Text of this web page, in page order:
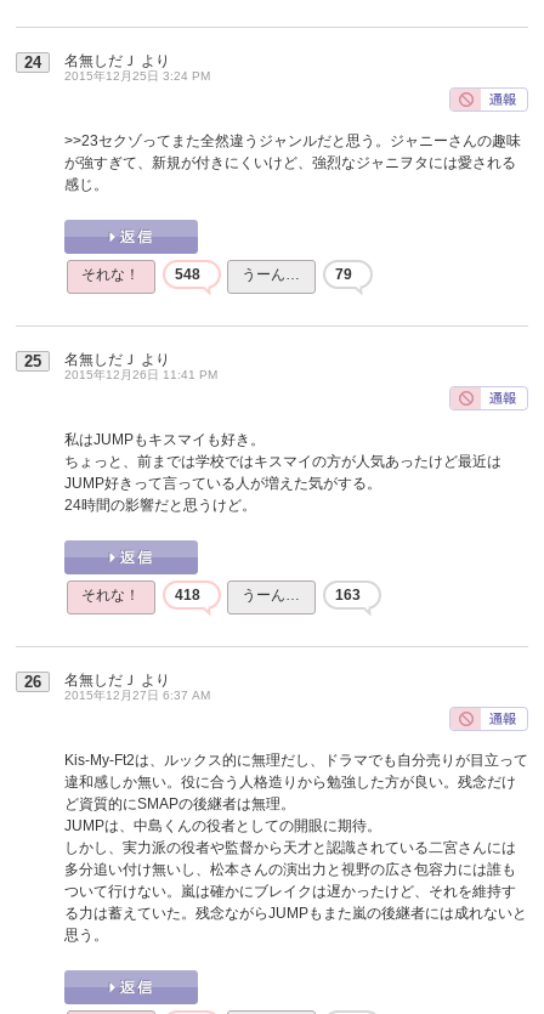
24 名無しだＪ より
2015年12月25日 3:24 PM
>>23セクゾってまた全然違うジャンルだと思う。ジャニーさんの趣味
が強すぎて、新規が付きにくいけど、強烈なジャニヲタには愛される
感じ。
それな！ 548 うーん… 79
25 名無しだＪ より
2015年12月26日 11:41 PM
私はJUMPもキスマイも好き。
ちょっと、前までは学校ではキスマイの方が人気あったけど最近は
JUMP好きって言っている人が増えた気がする。
24時間の影響だと思うけど。
それな！ 418 うーん… 163
26 名無しだＪ より
2015年12月27日 6:37 AM
Kis-My-Ft2は、ルックス的に無理だし、ドラマでも自分売りが目立って
違和感しか無い。役に合う人格造りから勉強した方が良い。残念だけ
ど資質的にSMAPの後継者は無理。
JUMPは、中島くんの役者としての開眼に期待。
しかし、実力派の役者や監督から天才と認識されている二宮さんには
多分追い付け無いし、松本さんの演出力と視野の広さ包容力には誰も
ついて行けない。嵐は確かにブレイクは遅かったけど、それを維持す
る力は蓄えていた。残念ながらJUMPもまた嵐の後継者には成れないと
思う。